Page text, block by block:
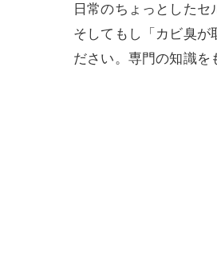
日常のちょっとしたセ
そしてもし「カビ臭が
ださい。専門の知識を